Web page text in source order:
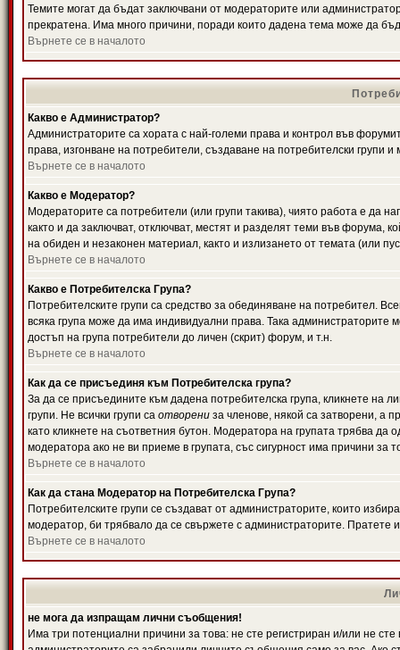
Темите могат да бъдат заключвани от модераторите или
прекратена. Има много причини, поради които дадена тема може да
Върнете се в началото
Какво е Администратор?
Администраторите са хората с най-големи права и контрол във
права, изгонване на потребители, създаване на потребителски групи
Върнете се в началото
Какво е Модератор?
Модераторите са потребители (или групи такива), чиято работа е да
както и да заключват, отключват, местят и разделят теми във форума,
на обиден и незаконен материал, както и излизането от темата (или
Върнете се в началото
Какво е Потребителска Група?
Потребителските групи са средство за обединяване на потребител.
всяка група може да има индивидуални права. Така
достъп на група потребители до личен (скрит) форум, и т.н.
Върнете се в началото
Как да се присъединя към Потребителска група?
За да се присъедините към дадена потребителска група, кликнете на
групи. Не всички групи са отворени за членове, някой са затворени, а
като кликнете на съответния бутон. Модератора на групата трябва
модератора ако не ви приеме в групата, със сигурност има причини за
Върнете се в началото
Как да стана Модератор на Потребителска Група?
Потребителските групи се създават от администраторите, които
модератор, би трябвало да се свържете с администраторите.
Върнете се в началото
не мога да изпращам лични съобщения!
Има три потенциални причини за това: не сте регистриран и/или не